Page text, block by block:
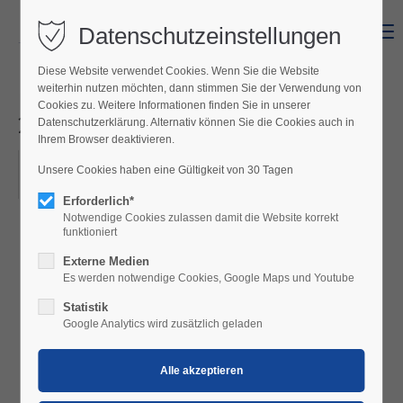
Menu
David Garrett Open Air Tour
2026
19. August 2026
Einziges Konzert 2026 in
Datenschutzeinstellungen
Diese Website verwendet Cookies. Wenn Sie die Website
weiterhin nutzen möchten, dann stimmen Sie der Verwendung von
Cookies zu. Weitere Informationen finden Sie in unserer
Datenschutzerklärung. Alternativ können Sie die Cookies auch in
Ihrem Browser deaktivieren.
Unsere Cookies haben eine Gültigkeit von 30 Tagen
Erforderlich*
Notwendige Cookies zulassen damit die Website korrekt
funktioniert
Externe Medien
Es werden notwendige Cookies, Google Maps und Youtube
Statistik
Google Analytics wird zusätzlich geladen